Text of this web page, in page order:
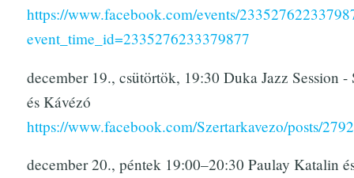
https://www.facebook.com/events/
event_time_id=2335276233379877
december 19., csütörtök, 19:30 Duka Jazz Session -
és Kávézó
https://www.facebook.com/Szertarkavezo/posts/
december 20., péntek 19:00–20:30 Paulay Katalin